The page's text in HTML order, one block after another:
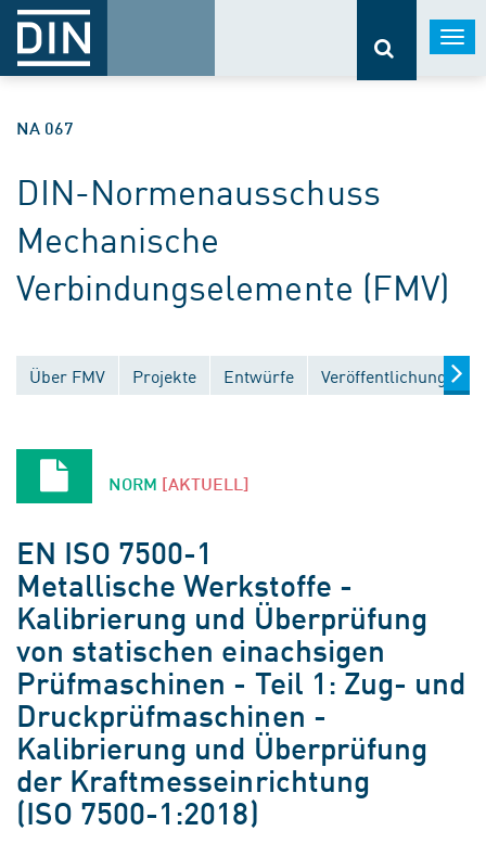
NA 067
DIN-Normenausschuss
Mechanische
Verbindungselemente (FMV)
Über FMV Projekte Entwürfe Veröffentlichungen
NORM [AKTUELL]
EN ISO 7500-1
Metallische Werkstoffe -
Kalibrierung und Überprüfung
von statischen einachsigen
Prüfmaschinen - Teil 1: Zug- und
Druckprüfmaschinen -
Kalibrierung und Überprüfung
der Kraftmesseinrichtung
(ISO 7500-1:2018)